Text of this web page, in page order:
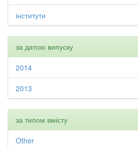
інститути
за датою випуску
2014
2013
за типом вмісту
Other